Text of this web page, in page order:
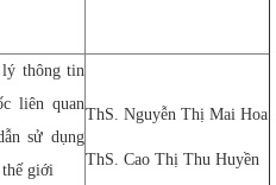
lý thông tin
liên quan
sử dụng
giới
ThS. Nguyễn Thị Mai Hoa
ThS. Cao Thị Thu Huyền